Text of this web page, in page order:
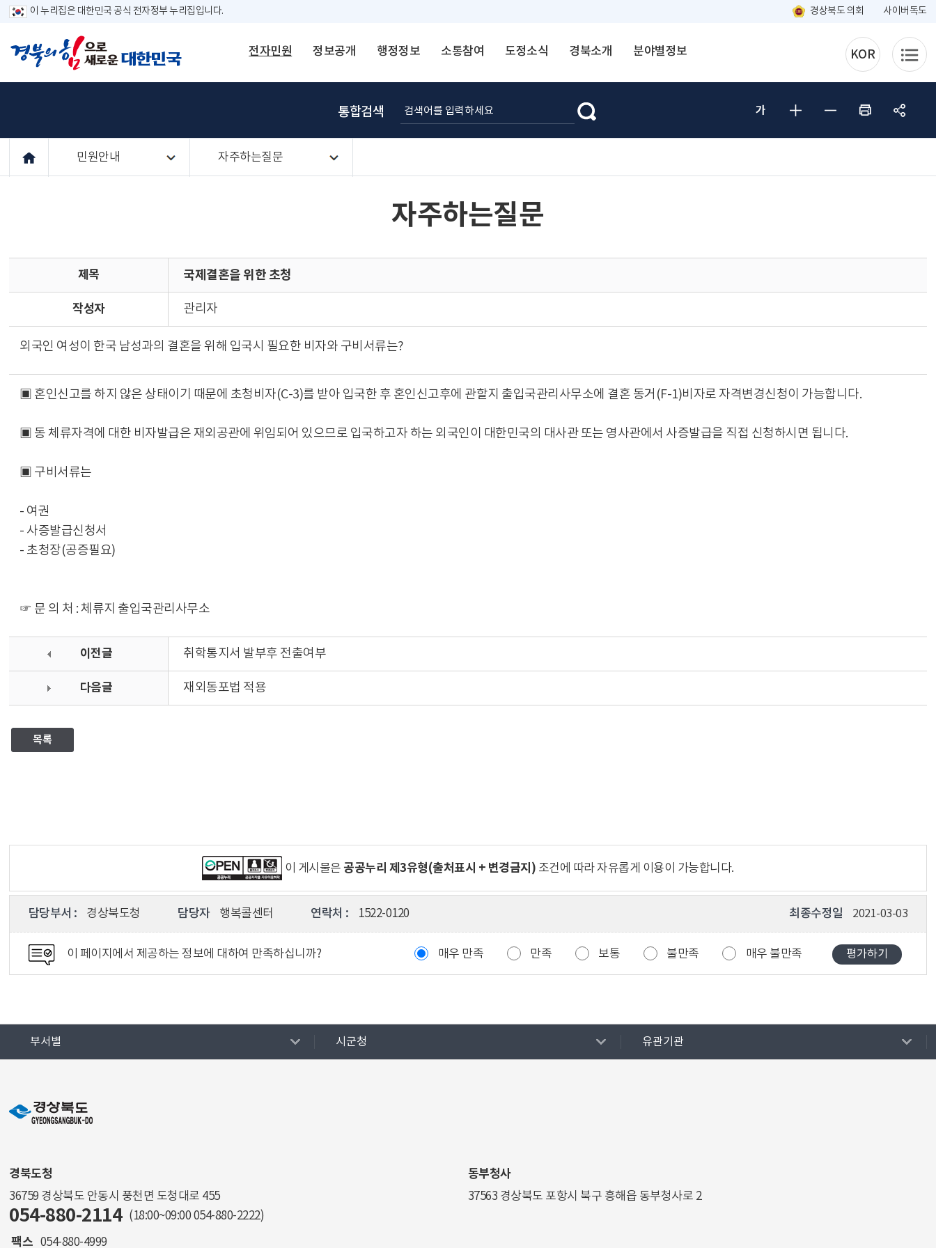
이 누리집은 대한민국 공식 전자정부 누리집입니다. 경상북도 의회 사이버독도
전자민원 정보공개 행정정보 소통참여 도정소식 경북소개 분야별정보 KOR
통합검색
민원안내 자주하는질문
자주하는질문
제목 국제결혼을 위한 초청
작성자 관리자
외국인 여성이 한국 남성과의 결혼을 위해 입국시 필요한 비자와 구비서류는?
▣ 혼인신고를 하지 않은 상태이기 때문에 초청비자(C-3)를 받아 입국한 후 혼인신고후에 관할지 출입국관리사무소에 결혼 동거(F-1)비자로 자격변경신청이 가능합니다.
▣ 동 체류자격에 대한 비자발급은 재외공관에 위임되어 있으므로 입국하고자 하는 외국인이 대한민국의 대사관 또는 영사관에서 사증발급을 직접 신청하시면 됩니다.
▣ 구비서류는
- 여권
- 사증발급신청서
- 초청장(공증필요)
☞ 문 의 처 : 체류지 출입국관리사무소
이전글 취학통지서 발부후 전출여부
다음글 재외동포법 적용
목록
이 게시물은 공공누리 제3유형(출처표시 + 변경금지) 조건에 따라 자유롭게 이용이 가능합니다.
담당부서 : 경상북도청 담당자 행복콜센터 연락처 : 1522-0120 최종수정일 2021-03-03
이 페이지에서 제공하는 정보에 대하여 만족하십니까? 매우 만족 만족 보통 불만족 매우 불만족
부서별 시군청 유관기관
경북도청
36759 경상북도 안동시 풍천면 도청대로 455
054-880-2114 (18:00~09:00 054-880-2222)
팩스 054-880-4999
동부청사
37563 경상북도 포항시 북구 흥해읍 동부청사로 2